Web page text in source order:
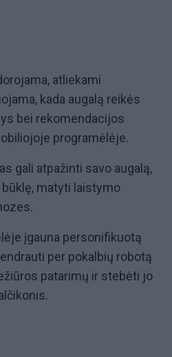
atliekami
kada augalą reikės
bei rekomendacijos
programėlėje.
gali atpažinti savo augalą,
matyti laistymo
įgauna personifikuotą
per pokalbių robotą
patarimų ir stebėti jo